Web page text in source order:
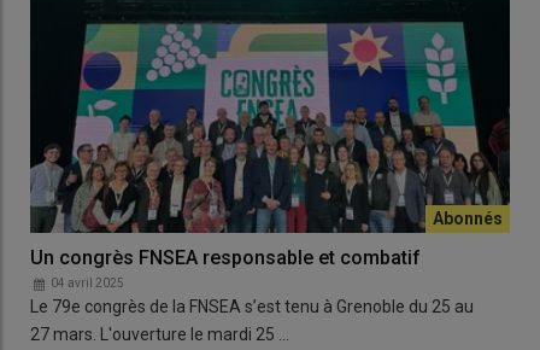
Un congrès FNSEA responsable et combatif
04 avril 2025
Le 79e congrès de la FNSEA s’est tenu à Grenoble du 25 au
27 mars. L'ouverture le mardi 25 …